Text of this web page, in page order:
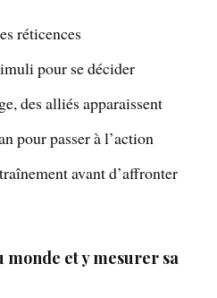
réticences
pour se décider
des alliés apparaissent
pour passer à l’action
avant d’affronter
et y mesurer sa